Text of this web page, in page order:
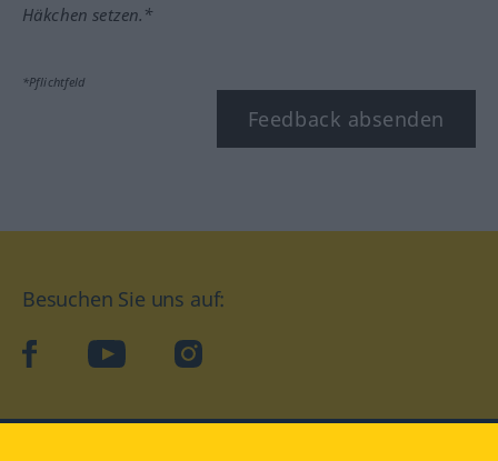
Häkchen setzen.*
*Pflichtfeld
Feedback absenden
Besuchen Sie uns auf:
facebookYouTube Instagram